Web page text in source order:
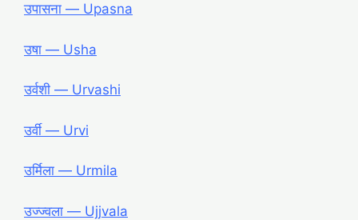
उपासना ― Upasna
उषा ― Usha
उर्वशी ― Urvashi
उर्वी ― Urvi
उर्मिला ― Urmila
उज्ज्वला ― Ujjvala